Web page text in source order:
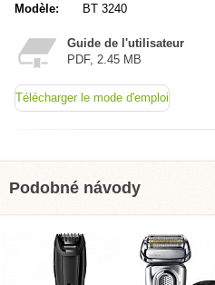
Modèle:
BT 3240
Guide de l'utilisateur
PDF, 2.45 MB
Télécharger le mode d'emploi
Podobné návody